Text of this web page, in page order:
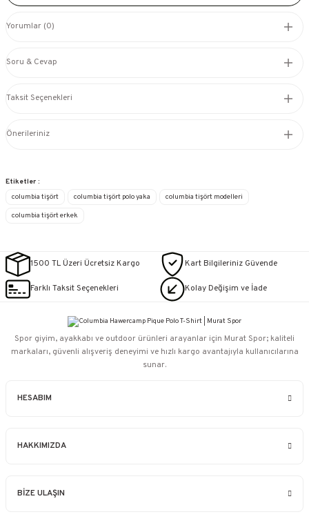
Yorumlar (0)
Soru & Cevap
Taksit Seçenekleri
Önerileriniz
Etiketler :
columbia tişört
columbia tişört polo yaka columbia tişört modelleri
columbia tişört erkek
1500 TL Üzeri Ücretsiz Kargo Kart Bilgileriniz Güvende
Farklı Taksit Seçenekleri Kolay Değişim ve İade
HESABIM
HAKKIMIZDA
BİZE ULAŞIN
Spor giyim, ayakkabı ve outdoor ürünleri arayanlar için Murat Spor; kaliteli
markaları, güvenli alışveriş deneyimi ve hızlı kargo avantajıyla kullanıcılarına
sunar.